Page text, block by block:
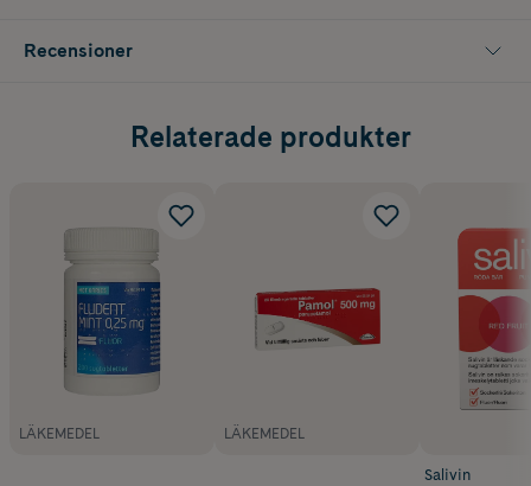
Recensioner
Relaterade produkter
LÄKEMEDEL LÄKEMEDEL
Salivin